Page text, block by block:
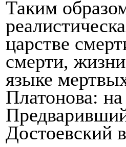
Таким
царстве
смерти,
языке
Платонова:
Достоевский